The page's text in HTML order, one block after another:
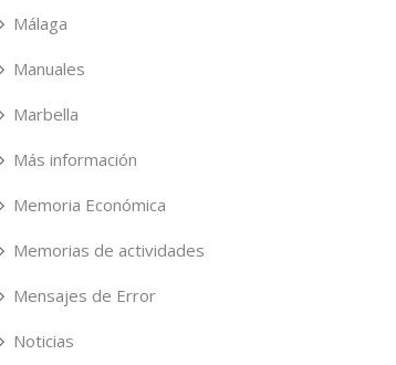
Málaga
Manuales
Marbella
Más información
Memoria Económica
Memorias de actividades
Mensajes de Error
Noticias